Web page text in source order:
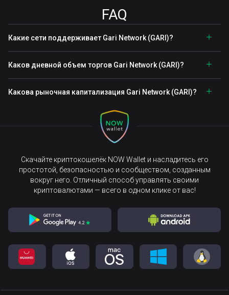
FAQ
Какие сети поддерживает Gari Network (GARI)?
Каков дневной объем торгов Gari Network (GARI)?
Какова рыночная капитализация Gari Network (GARI)?
Скачайте криптокошелёк NOW Wallet и насладитесь его
простотой, безопасностью и сообществом, созданным
вокруг него. Отличный способ управлять своими
криптовалютами — всего в одном клике от вас!